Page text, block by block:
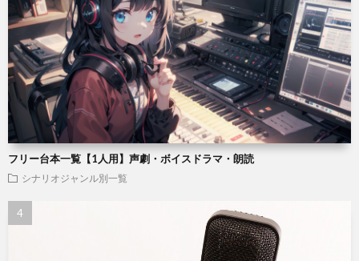
フリー台本一覧【1人用】声劇・ボイスドラマ・朗読
シナリオジャンル別一覧